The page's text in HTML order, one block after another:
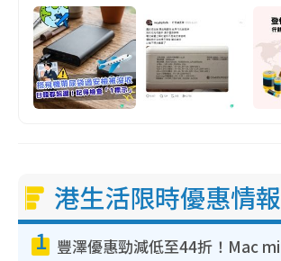
港生活限時優惠情報
1